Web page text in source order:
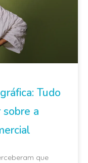
Tudo
sobre a
que